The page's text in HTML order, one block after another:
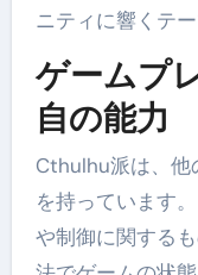
ニティに響くテ
ゲームプ
自の能力
Cthulhu派は、他
を持っています
や制御に関する